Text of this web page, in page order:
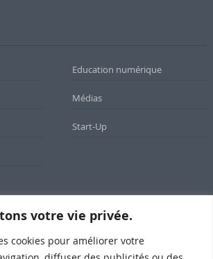
votre vie privée.
cookies pour améliorer votre
Education numérique
Médias
Start-Up
newsletter